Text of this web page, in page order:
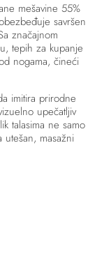
mešavine 55%
savršen
značajnom
tepih za kupanje
nogama, čineći
imitira prirodne
upečatljiv
talasima ne samo
utešan, masažni